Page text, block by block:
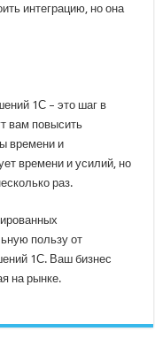
интеграцию, но она
1С – это шаг в
вам повысить
времени и
времени и усилий, но
раз.
пользу от
1С. Ваш бизнес
на рынке.